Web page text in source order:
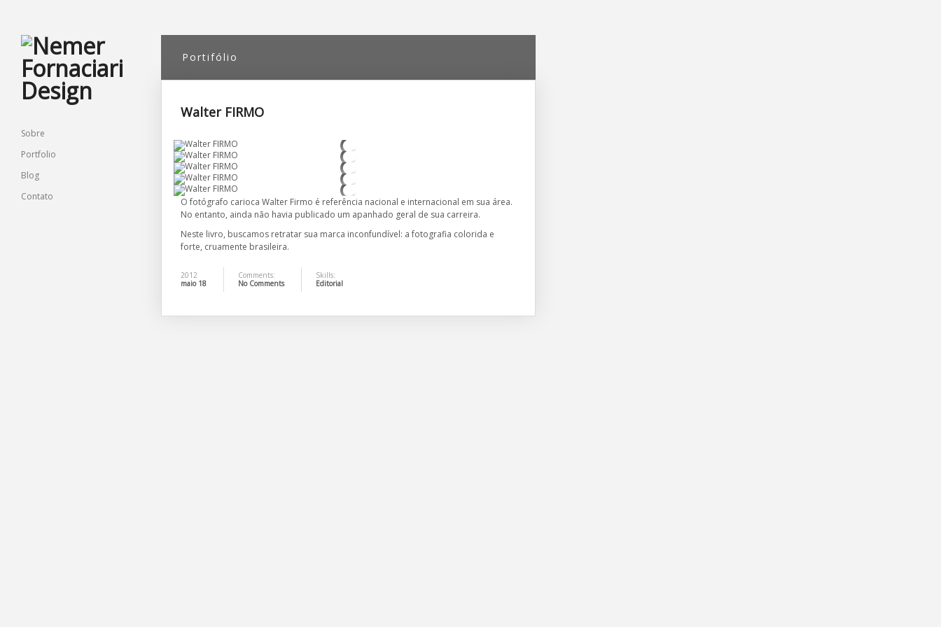
Sobre
Portfolio
Blog
Contato
Portifólio
Walter FIRMO
O fotógrafo carioca Walter Firmo é referência nacional e internacional em sua área.
No entanto, ainda não havia publicado um apanhado geral de sua carreira.
Neste livro, buscamos retratar sua marca inconfundível: a fotografia colorida e
forte, cruamente brasileira.
2012
maio 18
Comments:
No Comments
Skills:
Editorial